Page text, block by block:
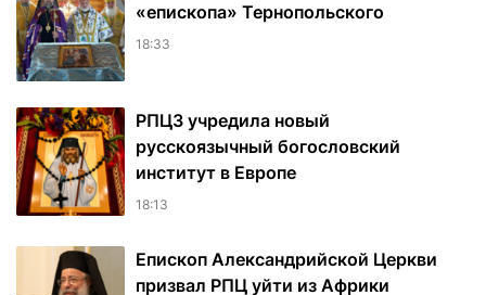
«епископа» Тернопольского
18:33
РПЦЗ учредила новый
русскоязычный богословский
институт в Европе
18:13
Епископ Александрийской Церкви
призвал РПЦ уйти из Африки